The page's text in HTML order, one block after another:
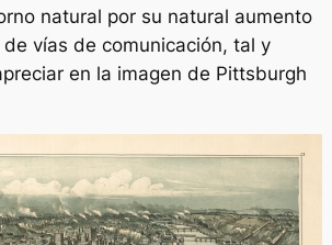
natural por su natural aumento
vías de comunicación, tal y
en la imagen de Pittsburgh